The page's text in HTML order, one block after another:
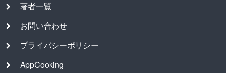
著者一覧
お問い合わせ
プライバシーポリシー
AppCooking